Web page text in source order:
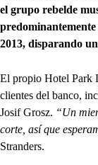
el grupo rebelde
2013, disparando
El propio Hotel Park
clientes del banco,
Josif Grosz. “Un
corte, así que
Stranders.